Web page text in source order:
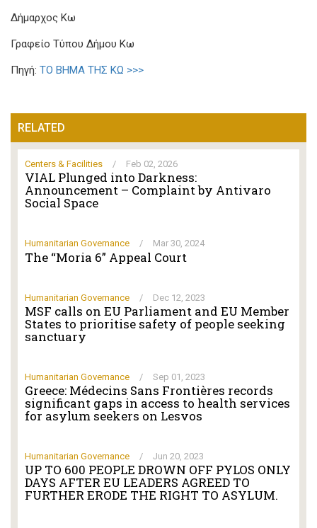
Δήμαρχος Κω
Γραφείο Τύπου Δήμου Κω
Πηγή: TO BHMA THΣ ΚΩ >>>
RELATED
Centers & Facilities / Feb 02, 2026
VIAL Plunged into Darkness:
Announcement – Complaint by Antivaro
Social Space
Humanitarian Governance / Mar 30, 2024
The “Moria 6” Appeal Court
Humanitarian Governance / Dec 12, 2023
MSF calls on EU Parliament and EU Member
States to prioritise safety of people seeking
sanctuary
Humanitarian Governance / Sep 01, 2023
Greece: Médecins Sans Frontières records
significant gaps in access to health services
for asylum seekers on Lesvos
Humanitarian Governance / Jun 20, 2023
UP TO 600 PEOPLE DROWN OFF PYLOS ONLY
DAYS AFTER EU LEADERS AGREED TO
FURTHER ERODE THE RIGHT TO ASYLUM.